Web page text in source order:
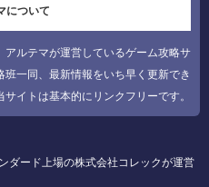
について
アルテマが運営しているゲーム攻略サ
一同、最新情報をいち早く更新でき
イトは基本的にリンクフリーです。
ダード上場の株式会社コレックが運営